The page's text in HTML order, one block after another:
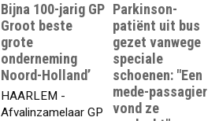
Bijna 100-jarig GP
Groot beste
grote
onderneming
Noord-Holland’
HAARLEM -
Afvalinzamelaar GP
Parkinson-
patiënt uit bus
gezet vanwege
speciale
schoenen: "Een
mede-passagier
vond ze